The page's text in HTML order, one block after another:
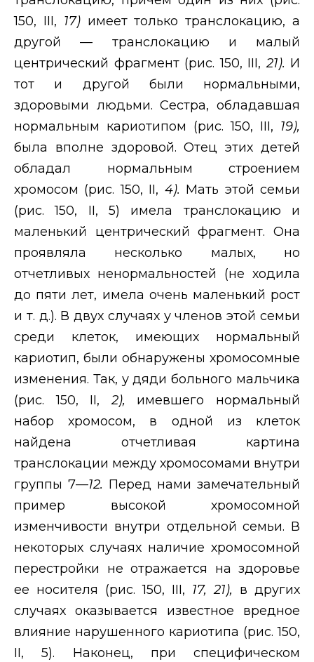
150, III, 17) имеет только транслокацию, а
другой — транслокацию и малый
центрический фрагмент (рис. 150, III,21). И
тот и другой были нормальными,
здоровыми людьми. Сестра, обладавшая
нормальным кариотипом (рис. 150, III, 19),
была вполне здоровой. Отец этих детей
обладал нормальным строением
хромосом (рис. 150, II, 4). Мать этой семьи
(рис. 150, II, 5) имела транслокацию и
маленький центрический фрагмент. Она
проявляла несколько малых, но
отчетливых ненормальностей (не ходила
до пяти лет, имела очень маленький рост
и т. д.). В двух случаях у членов этой семьи
среди клеток, имеющих нормальный
кариотип, были обнаружены хромосомные
изменения. Так, у дяди больного мальчика
(рис. 150, II,2), имевшего нормальный
набор хромосом, в одной из клеток
найдена отчетливая картина
транслокации между хромосомами внутри
группы 7—12. Перед нами замечательный
пример высокой хромосомной
изменчивости внутри отдельной семьи. В
некоторых случаях наличие хромосомной
перестройки не отражается на здоровье
ее носителя (рис. 150, III, 17, 21), в других
случаях оказывается известное вредное
влияние нарушенного кариотипа (рис. 150,
II, 5). Наконец, при специфическом